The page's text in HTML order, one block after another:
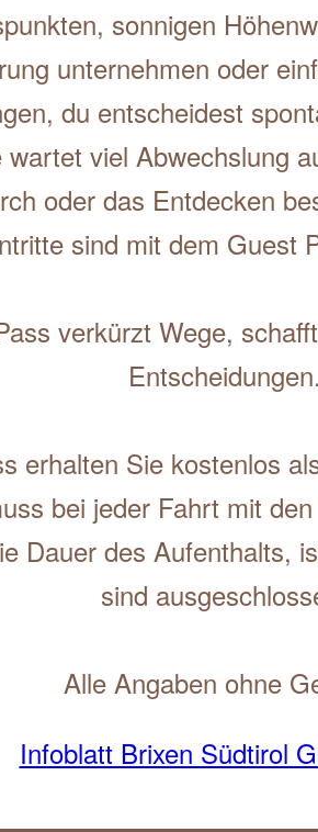
sonnigen
unternehmen oder
du entscheidest
viel Abwechslung
oder das Entdecken
sind mit dem Guest
verkürzt Wege,
Entscheidungen.
erhalten Sie kostenlos
bei jeder Fahrt mit
Dauer des Aufenthalts,
sind
Alle Angaben ohne
Infoblatt Brixen Südtirol